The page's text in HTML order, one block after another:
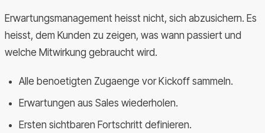
Erwartungsmanagement heisst nicht, sich abzusichern. Es
heisst, dem Kunden zu zeigen, was wann passiert und
welche Mitwirkung gebraucht wird.
Alle benoetigten Zugaenge vor Kickoff sammeln.
Erwartungen aus Sales wiederholen.
Ersten sichtbaren Fortschritt definieren.